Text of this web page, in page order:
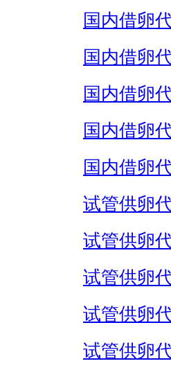
国内借卵
国内借卵
国内借卵
国内借卵
国内借卵
试管供卵
试管供卵
试管供卵
试管供卵
试管供卵